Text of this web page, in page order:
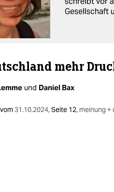
Gesellschaft
mehr
und Daniel Bax
31.10.2024,Seite 12, meinung +